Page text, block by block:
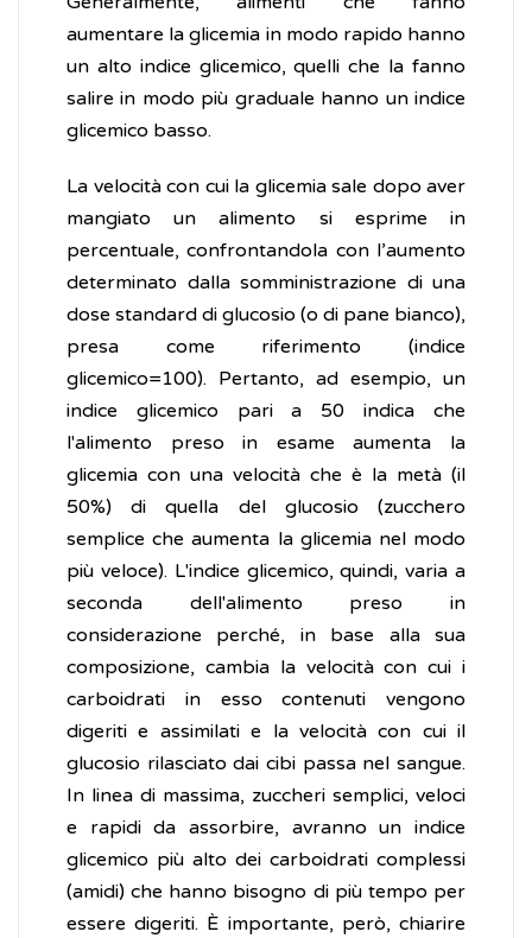
aumentare la glicemia in modo rapido hanno
un alto indice glicemico, quelli che la fanno
salire in modo più graduale hanno un indice
glicemico basso.
La velocità con cui la glicemia sale dopo aver
mangiato un alimento si esprime in
percentuale, confrontandola con l’aumento
determinato dalla somministrazione di una
dose standard di glucosio (o di pane bianco),
presa come riferimento (indice
glicemico=100). Pertanto, ad esempio, un
indice glicemico pari a 50 indica che
l'alimento preso in esame aumenta la
glicemia con una velocità che è la metà (il
50%) di quella del glucosio (zucchero
semplice che aumenta la glicemia nel modo
più veloce). L'indice glicemico, quindi, varia a
seconda dell'alimento preso in
considerazione perché, in base alla sua
composizione, cambia la velocità con cui i
carboidrati in esso contenuti vengono
digeriti e assimilati e la velocità con cui il
glucosio rilasciato dai cibi passa nel sangue.
In linea di massima, zuccheri semplici, veloci
e rapidi da assorbire, avranno un indice
glicemico più alto dei carboidrati complessi
(amidi) che hanno bisogno di più tempo per
essere digeriti. È importante, però, chiarire